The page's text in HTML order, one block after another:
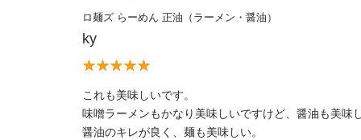
ロ麺ズ らーめん 正油（ラーメン・醤油）
ky
これも美味しいです。
味噌ラーメンもかなり美味しいですけど、醤油も美味
醤油のキレが良く、麺も美味しい。